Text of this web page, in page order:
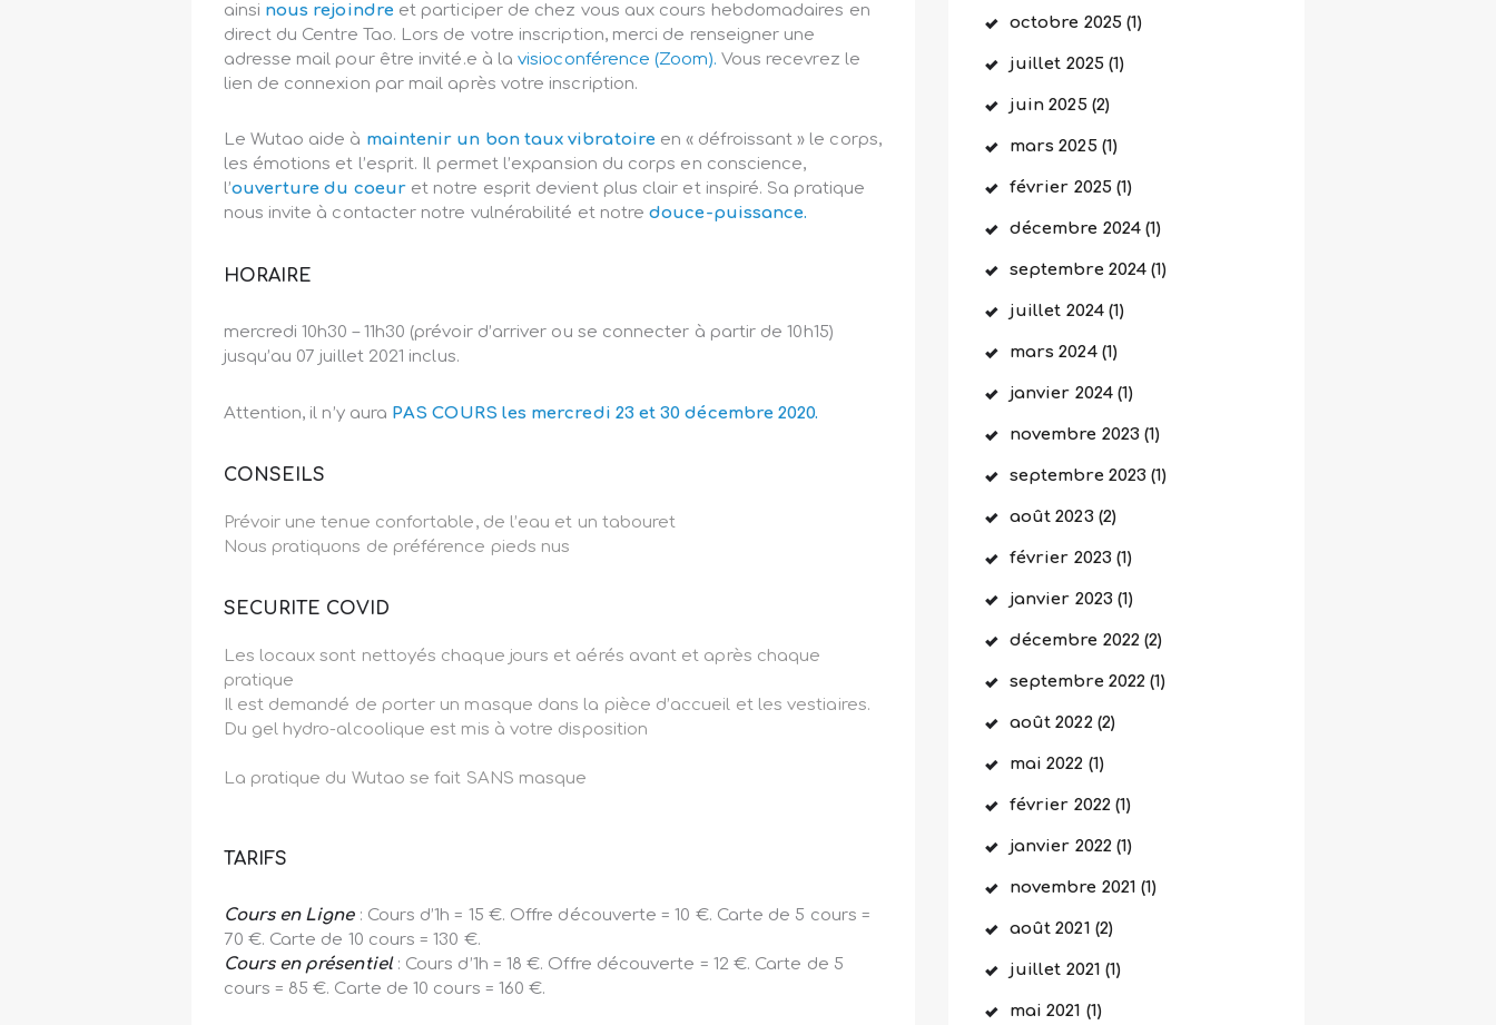
ainsi nous rejoindre et participer de chez vous aux cours hebdomadaires en
direct du Centre Tao. Lors de votre inscription, merci de renseigner une
adresse mail pour être invité.e à lavisioconférence (Zoom). Vous recevrez le
lien de connexion par mail après votre inscription.
Le Wutao aide à maintenir un bon taux vibratoire en « défroissant » le corps,
les émotions et l’esprit. Il permet l’expansion du corps en conscience,
l’ouverture du coeur et notre esprit devient plus clair et inspiré. Sa pratique
nous invite à contacter notre vulnérabilité et notredouce-puissance.
HORAIRE
mercredi 10h30 – 11h30 (prévoir d’arriver ou se connecter à partir de 10h15)
jusqu’au 07 juillet 2021 inclus.
Attention, il n’y aura PAS COURS les mercredi 23 et 30 décembre 2020.
CONSEILS
Prévoir une tenue confortable, de l’eau et un tabouret
Nous pratiquons de préférence pieds nus
SECURITE COVID
Les locaux sont nettoyés chaque jours et aérés avant et après chaque
pratique
Il est demandé de porter un masque dans la pièce d’accueil et les vestiaires.
Du gel hydro-alcoolique est mis à votre disposition
La pratique du Wutao se fait SANS masque
TARIFS
Cours en Ligne : Cours d’1h = 15 €. Offre découverte = 10 €. Carte de 5 cours =
70 €. Carte de 10 cours = 130 €.
Cours en présentiel: Cours d’1h = 18 €. Offre découverte = 12 €. Carte de 5
cours = 85 €. Carte de 10 cours = 160 €.
octobre 2025(1)
juillet 2025(1)
juin2025(2)
mars2025(1)
février 2025(1)
décembre 2024(1)
septembre 2024(1)
juillet 2024(1)
mars2024(1)
janvier 2024(1)
novembre 2023 (1)
septembre 2023 (1)
août2023 (2)
février 2023 (1)
janvier 2023 (1)
décembre 2022 (2)
septembre 2022 (1)
août2022 (2)
mai2022 (1)
février 2022 (1)
janvier 2022 (1)
novembre 2021 (1)
août2021 (2)
juillet 2021 (1)
mai2021 (1)